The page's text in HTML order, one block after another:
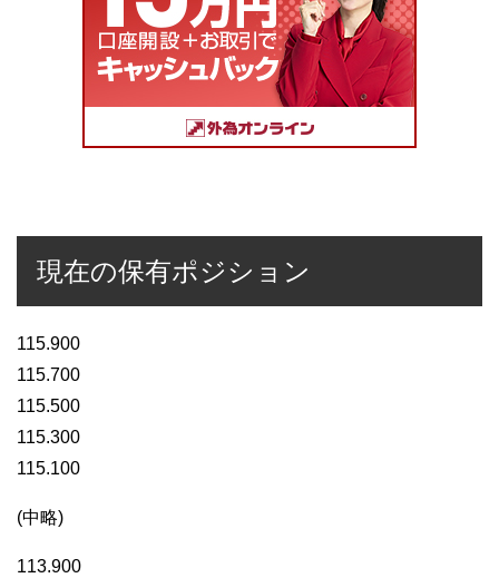
現在の保有ポジション
115.900
115.700
115.500
115.300
115.100
(中略)
113.900